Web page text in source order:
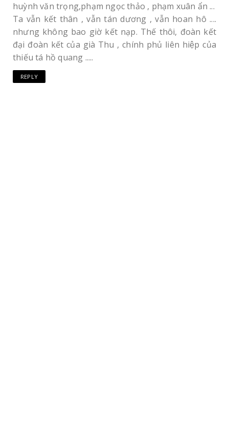
huỳnh văn trọng,phạm ngọc thảo , phạm xuân ẩn ...
Ta vẫn kết thân , vẫn tán dương , vẫn hoan hô ....
nhưng không bao giờ kết nạp. Thế thôi, đoàn kết
đại đoàn kết của già Thu , chính phủ liên hiệp của
thiếu tá hồ quang .....
REPLY